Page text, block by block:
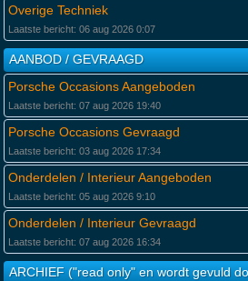
Overige Techniek
Laatste bericht: 06 aug 2026 0:07
AANBOD / GEVRAAGD
Porsche Occasions Aangeboden
Laatste bericht: 07 aug 2026 19:40
Porsche Occasions Gevraagd
Laatste bericht: 03 aug 2026 17:34
Onderdelen / Interieur Aangeboden
Laatste bericht: 05 aug 2026 9:10
Onderdelen / Interieur Gevraagd
Laatste bericht: 07 aug 2026 16:34
ARCHIEF ("read only" en wordt gevuld